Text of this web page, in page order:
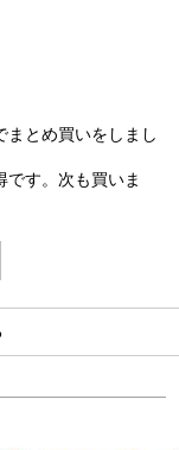
まとめ買いをしまし
す。次も買いま